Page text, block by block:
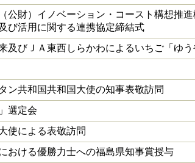
公財）イノベーション・コースト構想推進
び活用に関する連携協定締結式
及びＪＡ東西しらかわによるいちご「ゆ
ン共和国共和国大使の知事表敬訪問
選定会
使による表敬訪問
おける優勝力士への福島県知事賞授与